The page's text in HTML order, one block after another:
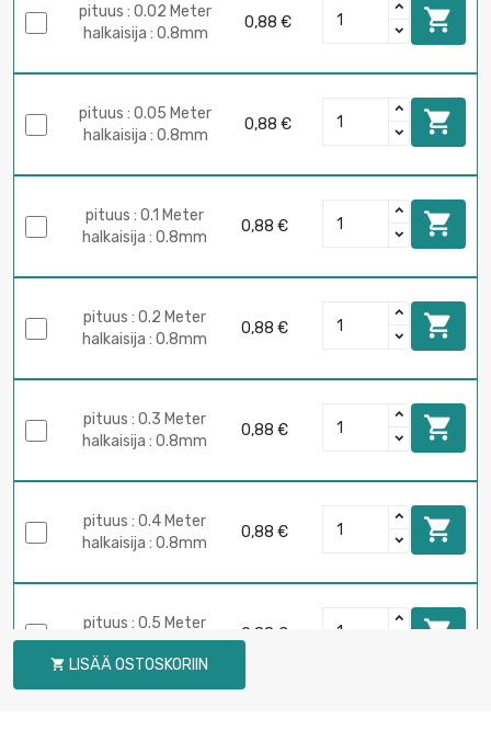
pituus : 0.02 Meter
halkaisija : 0.8mm
0,88 € 
pituus : 0.05 Meter
halkaisija : 0.8mm
0,88 € 
pituus : 0.1 Meter
halkaisija : 0.8mm
0,88 € 
pituus : 0.2 Meter
halkaisija : 0.8mm
0,88 € 
pituus : 0.3 Meter
halkaisija : 0.8mm
0,88 € 
pituus : 0.4 Meter
halkaisija : 0.8mm
0,88 € 
pituus : 0.5 Meter
halkaisija : 0.8mm
0,88 € 
 LISÄÄ OSTOSKORIIN